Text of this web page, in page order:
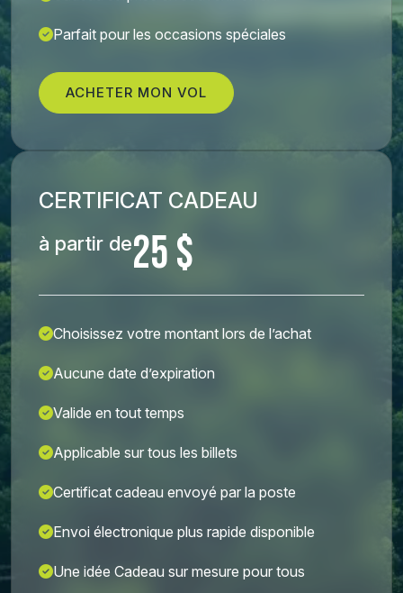
Parfait pour les occasions spéciales
ACHETER MON VOL
CERTIFICAT CADEAU
à partir de25 $
Choisissez votre montant lors de l’achat
Aucune date d’expiration
Valide en tout temps
Applicable sur tous les billets
Certificat cadeau envoyé par la poste
Envoi électronique plus rapide disponible
Une idée Cadeau sur mesure pour tous